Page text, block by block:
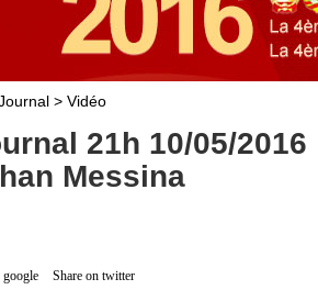
> Vidéo
21h 10/05/
Messina
google
Share on twitter